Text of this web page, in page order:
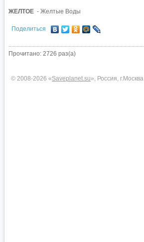
ЖЕЛТОЕ - Желтые Воды
Поделиться
Прочитано: 2726 раз(а)
© 2008-2026 «Saveplanet.su», Россия, г.Москва